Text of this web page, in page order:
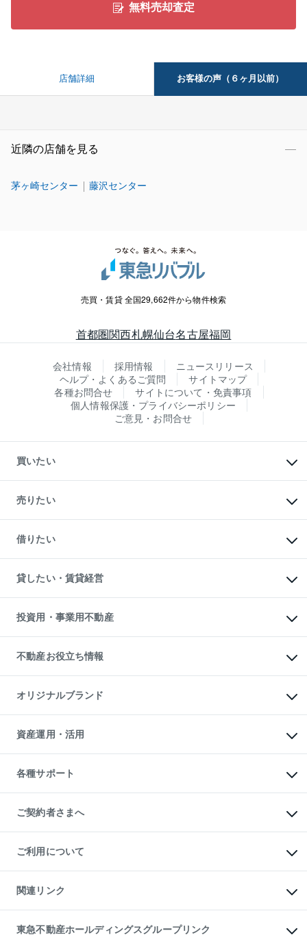
無料売却査定
店舗詳細 お客様の声（６ヶ月以前）
近隣の店舗を見る
茅ヶ崎センター 藤沢センター
売買・賃貸 全国29,662件から物件検索
首都圏関西札幌仙台名古屋福岡
会社情報 採用情報
ニュースリリース
ヘルプ・よくあるご質問
サイトマップ
各種お問合せ
サイトについて・免責事項
個人情報保護・プライバシーポリシー
ご意見・お問合せ
買いたい
新築・分譲マンションの購入
中古マンションの購入
一戸建ての購入
中古一戸建ての購入
不動産購入の流れ
注目キーワード物件特集
購入ガイド
English 繁体中文簡体中文
売りたい
一戸建ての売却・査定
土地の売却・査定
スピードAI査定
不動産査定について
不動産売却の流れ
不動産買換えの流れ
売却ガイド
借りたい
オフィス・店舗の賃貸
借りるときの流れ
借りるガイド
貸したい・賃貸経営
マンション賃料データ
賃貸管理プラン
リロケーションについて
貸すガイド
投資用・事業用不動産
事業用不動産
マンション投資
投資用マンション
アパート経営
収益物件
ビル購入（ビル一棟）
投資用不動産の売却査定
事業用不動産の売却査定
不動産お役立ち情報
マンションライブラリー
人気マンションランキング
暮らしに役立つ不動産メディア
不動産相場・不動産価格情報
不動産コラム・ニュース
不動産用語集
不動産なんでもネット相談室
住まいの税金
オリジナルブランド
一棟リノベーションマンション
L`GENTE（ルジェンテ）
区分リノベーションマンション
投資用一棟レジデンスWELL
不動産小口投資
LEGACIA（レガシア）
資産運用・活用
不動産M&A
アセットマネジメント・出資
各種サポート
相続サポート
リフォームサポート
ご契約者さまへ
ご紹介・再契約特典
入居者様専用-各種ご案内（賃貸）
東急こすもす会「こすもすWeb」
ご利用について
金融商品取引について
東急リバブル ソーシャルメディアポリシー
ご意見・お問い合わせ（金融商品取引専用の相談・お問い合わせ窓口）
ダイレクトメール（郵送物）・Eメールなどの送付停止について
関連リンク
これからご結婚される方に東急百貨店のブライダルクラブ
人材サービスのご用命は 東急リバブルスタッフ株式会社まで
東急不動産ホールディングスグループリンク